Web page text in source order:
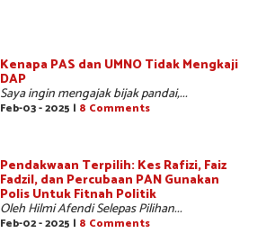
Kenapa PAS dan UMNO Tidak Mengkaji
DAP
Saya ingin mengajak bijak pandai,...
Feb-03 - 2025 | 8 Comments
Pendakwaan Terpilih: Kes Rafizi, Faiz
Fadzil, dan Percubaan PAN Gunakan
Polis Untuk Fitnah Politik
Oleh Hilmi Afendi Selepas Pilihan...
Feb-02 - 2025 | 8 Comments